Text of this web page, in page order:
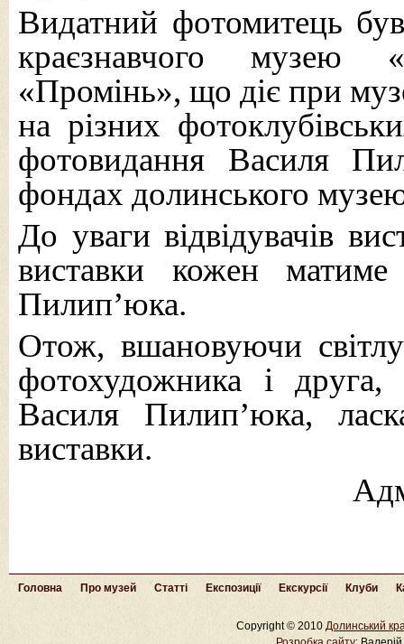
Видатний фотомитець
краєзнавчого музею
«Промінь», що діє при
на різних
фотовидання Василя
фондах долинського
До уваги відвідувачів
виставки кожен
Пилип’юка.
Отож, вшановуючи
фотохудожника і друга,
Василя Пилип’юка,
виставки.
Головна Про музей Статті Експозиції Екскурсії Клуби
Copyright © 2010 Долинський